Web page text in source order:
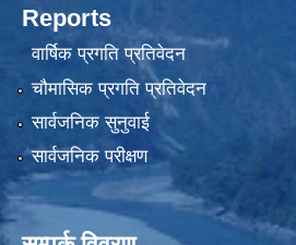
Reports
वार्षिक प्रगति प्रतिवेदन
चौमासिक प्रगति प्रतिवेदन
सार्वजनिक सुनुवाई
सार्वजनिक परीक्षण